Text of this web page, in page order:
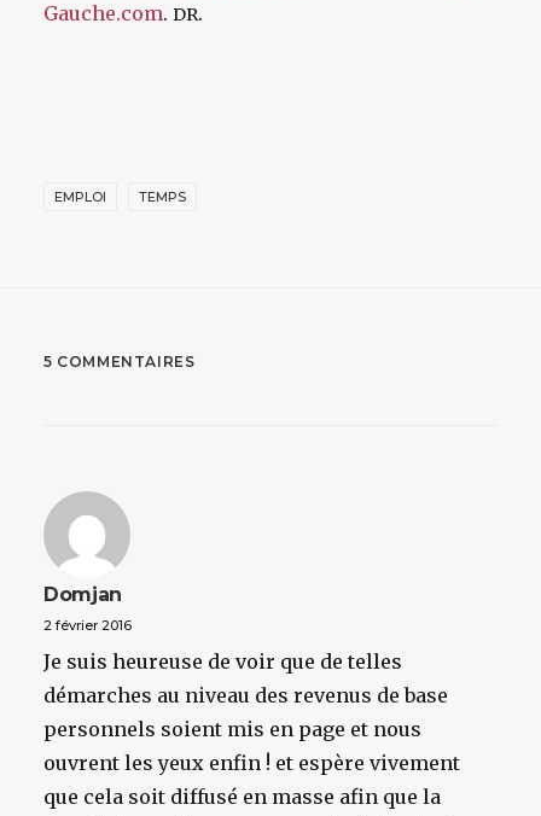
Gauche.com. DR.
EMPLOI TEMPS
5 COMMENTAIRES
Domjan
2 février 2016
Je suis heureuse de voir que de telles
démarches au niveau des revenus de base
personnels soient mis en page et nous
ouvrent les yeux enfin ! et espère vivement
que cela soit diffusé en masse afin que la